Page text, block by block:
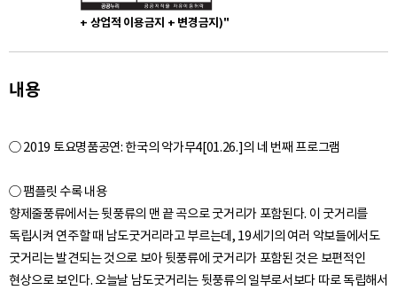
+ 상업적 이용금지 + 변경금지)"
내용
○ 2019 토요명품공연: 한국의 악가무4[01.26.]의 네 번째 프로그램
○ 팸플릿 수록 내용
향제줄풍류에서는 뒷풍류의 맨 끝 곡으로 굿거리가 포함된다. 이 굿거리를
독립시켜 연주할 때 남도굿거리라고 부르는데, 19세기의 여러 악보들에서도
굿거리는 발견되는 것으로 보아 뒷풍류에 굿거리가 포함된 것은 보편적인
현상으로 보인다. 오늘날 남도굿거리는 뒷풍류의 일부로서보다 따로 독립해서